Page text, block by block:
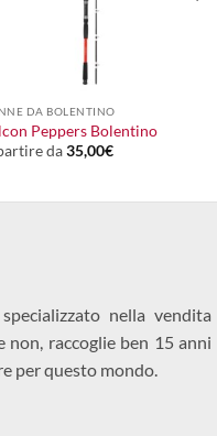
DA BOLENTINO
Peppers Bolentino
da35,00€
nella vendita
non, raccoglie ben 15 anni
per questo mondo.